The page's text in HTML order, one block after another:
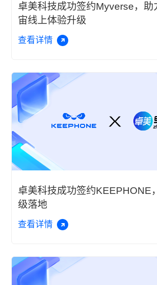
卓美科技成功签约Myverse，助
宙线上体验升级
查看详情
卓美科技成功签约KEEPHONE
级落地
查看详情